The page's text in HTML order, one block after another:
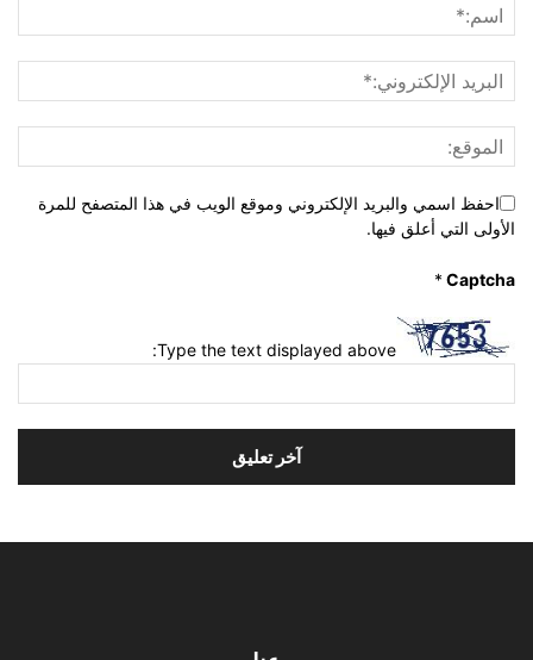
احفظ اسمي والبريد الإلكتروني وموقع الويب في هذا المتصفح للمرة
الأولى التي أعلق فيها.
Captcha
*
Type the text displayed above: